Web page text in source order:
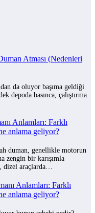
Atması (Nedenleri
da oluyor başıma geldiği
depoda basınca, çalıştırma
Anlamları: Farklı
anlama geliyor?
duman, genellikle motorun
zengin bir karışımla
dizel araçlarda…
Anlamları: Farklı
anlama geliyor?